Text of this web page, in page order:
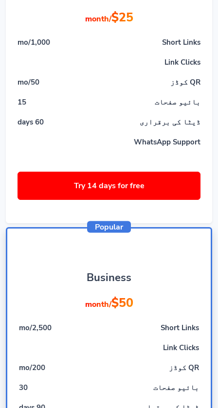
$25
/month
Short Links
1,000/mo
Link Clicks
QR کوڈز 50/mo
بائیو صفحات 15
ڈیٹا کی برقراری 60 days
WhatsApp Support
Try 14 days for free
Popular
Business
$50
/month
Short Links
2,500/mo
Link Clicks
QR کوڈز 200/mo
بائیو صفحات 30